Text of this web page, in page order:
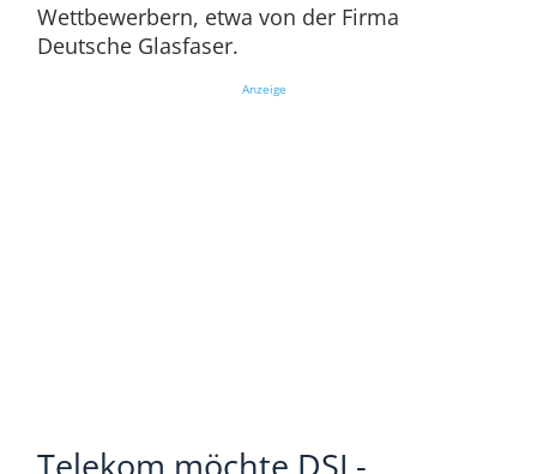
Wettbewerbern, etwa von der Firma
Deutsche Glasfaser.
Anzeige